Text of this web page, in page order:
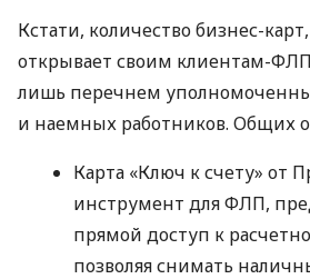
Кстати, количество бизнес-
открывает своим клиентам-
лишь перечнем
и наемных работников. Общих
Карта «Ключ к счету» от
инструмент для ФЛП,
прямой доступ к
позволяя снимать